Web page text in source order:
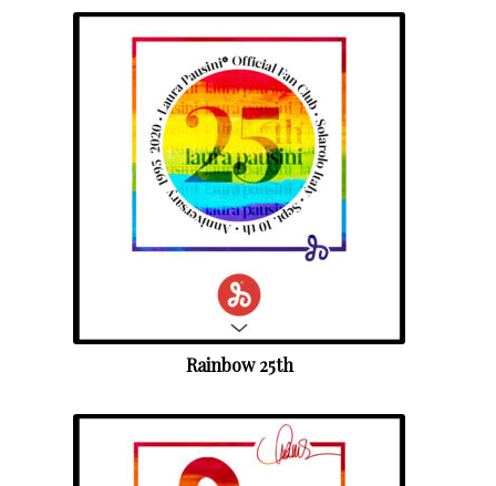
Rainbow 25th